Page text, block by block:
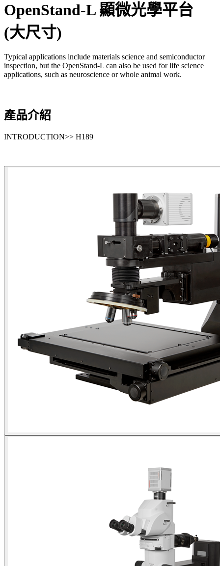
OpenStand-L 顯微光學平台
(大尺寸)
Typical applications include materials science and semiconductor
inspection, but the OpenStand-L can also be used for life science
applications, such as neuroscience or whole animal work.
產品介紹
INTRODUCTION>> H189